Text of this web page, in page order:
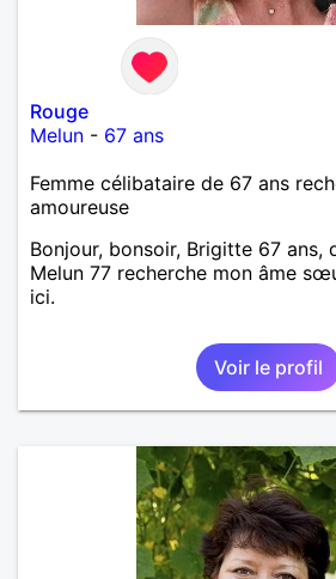
Rouge
Melun - 67 ans
Femme célibataire de 67 ans
amoureuse
Bonjour, bonsoir, Brigitte 67 ans,
Melun 77 recherche mon âme
ici.
Voir le profil